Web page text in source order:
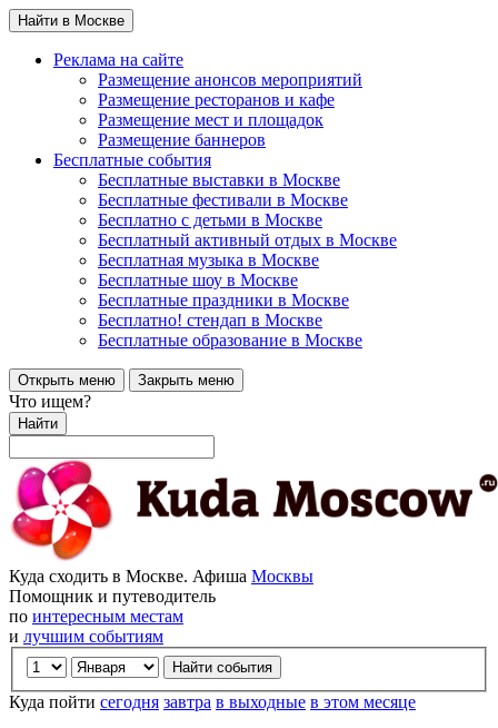
Найти в Москве
Реклама на сайте
Размещение анонсов мероприятий
Размещение ресторанов и кафе
Размещение мест и площадок
Размещение баннеров
Бесплатные события
Бесплатные выставки в Москве
Бесплатные фестивали в Москве
Бесплатно с детьми в Москве
Бесплатный активный отдых в Москве
Бесплатная музыка в Москве
Бесплатные шоу в Москве
Бесплатные праздники в Москве
Бесплатно! стендап в Москве
Бесплатные образование в Москве
Открыть меню Закрыть меню
Что ищем?
Найти
Куда сходить в Москве. Афиша Москвы
Помощник и путеводитель
по интересным местам
и лучшим событиям
Куда пойти сегодня завтра в выходные в этом месяце